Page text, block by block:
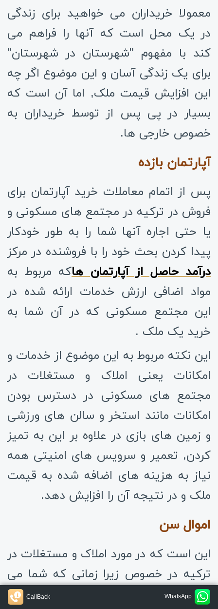
معمولا خریداران می خواهید برای زندگی
در یک محل است که آنها را فراهم می
کند با مفهوم "شهرستان در شهرستان"
برای یک زندگی آسان و این موضوع اگر چه
این افزایش قیمت ملک, اما آن است که
بسیار در پی پس از توسط خریداران به
خصوص خارجی ها.
آپارتمان بازده
پس از اتمام معاملات خرید آپارتمان برای
فروش در ترکیه در مجتمع های مسکونی و
یا حتی اجاره آنها شما را به طور خودکار
پیدا کردن بحث خود را با فروشنده در مرکز
درآمد حاصل از آپارتمان هاکه مربوط به
مواد اضافی ارزش خدمات ارائه شده در
این مجتمع مسکونی که در آن شما به
خرید یک ملک .
این نکته مربوط به این موضوع از خدمات و
امکانات یعنی املاک و مستغلات در
مجتمع های مسکونی در دسترس بودن
امکانات مانند استخر و سالن های ورزشی
و زمین های بازی در علاوه بر این به تمیز
کردن, تعمیر و سرویس های امنیتی همه
نیاز به هزینه های اضافه شده به قیمت
ملک و در نتیجه آن را افزایش دهد.
اموال سن
این است که در مورد املاک و مستغلات در
ترکیه در خصوص زیرا زمانی که شما می
خواهید برای خرید یک ملک در یک مکان
WhatsApp
CallBack